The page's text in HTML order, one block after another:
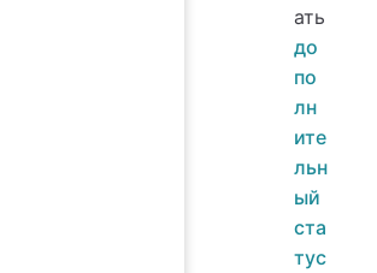
ать
до
по
лн
ите
льн
ый
ста
тус